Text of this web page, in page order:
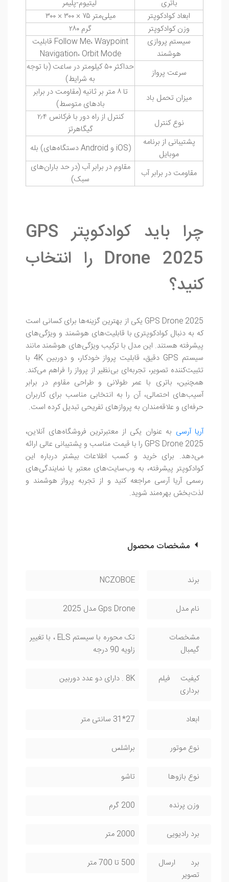
باتری
۳۰۰ × ۳۰۰ × ۷۵ میلی‌متر
ابعاد کوادکوپتر
۲۸۰ گرم
وزن کوادکوپتر
قابلیت Follow Me، Waypoint
Navigation، Orbit Mode
سیستم پروازی
هوشمند
حداکثر ۵۰ کیلومتر در ساعت (با توجه
به شرایط)
سرعت پرواز
تا ۸ متر بر ثانیه (مقاومت در برابر
بادهای متوسط)
میزان تحمل باد
کنترل از راه دور با فرکانس ۲٫۴
گیگاهرتز
نوع کنترل
بله (دستگاه‌های Android و iOS)
پشتیبانی از برنامه
موبایل
مقاوم در برابر آب (در حد باران‌های
سبک)
مقاومت در برابر آب
چرا باید کوادکوپتر GPS
Drone 2025 را انتخاب
کنید؟
GPS Drone 2025 یکی از بهترین گزینه‌ها برای کسانی است
که به دنبال کوادکوپتری با قابلیت‌های هوشمند و ویژگی‌های
پیشرفته هستند. این مدل با ترکیب ویژگی‌های هوشمند مانند
سیستم GPS دقیق، قابلیت پرواز خودکار، و دوربین 4K با
تثبیت‌کننده تصویر، تجربه‌ای بی‌نظیر از پرواز را فراهم می‌کند.
همچنین، باتری با عمر طولانی و طراحی مقاوم در برابر
آسیب‌های احتمالی، آن را به انتخابی مناسب برای کاربران
حرفه‌ای و علاقه‌مندان به پروازهای تفریحی تبدیل کرده است.
آریا آرسی به عنوان یکی از معتبرترین فروشگاه‌های آنلاین،
GPS Drone 2025 را با قیمت مناسب و پشتیبانی عالی ارائه
می‌دهد. برای خرید و کسب اطلاعات بیشتر درباره این
کوادکوپتر پیشرفته، به وب‌سایت‌های معتبر یا نمایندگی‌های
رسمی آریا آرسی مراجعه کنید و از تجربه پرواز هوشمند و
لذت‌بخش بهره‌مند شوید.
مشخصات محصول
برند NCZOBOE
نام مدل Gps Drone مدل 2025
مشخصات
گیمبال
تک محوره با سیستم ELS ، با تغییر
زاویه 90 درجه
کیفیت فیلم
برداری
8K . دارای دو عدد دوربین
ابعاد 27*31 سانتی متر
نوع موتور براشلس
نوع بازوها تاشو
وزن پرنده 200 گرم
برد رادیویی 2000 متر
برد ارسال
تصویر
500 تا 700 متر